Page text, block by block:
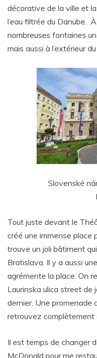
décorative de la ville et
l’eau filtrée du Danube.
nombreuses fontaines
mais aussi à l’extérieur
Slovenské
Tout juste devant le
créé une immense place
trouve un joli bâtiment
Bratislava. Il y a aussi
agrémente la place. On
Laurinska ulica street de
dernier. Une promenade
retrouvez complètement
Il est temps de changer
McDonald pour me